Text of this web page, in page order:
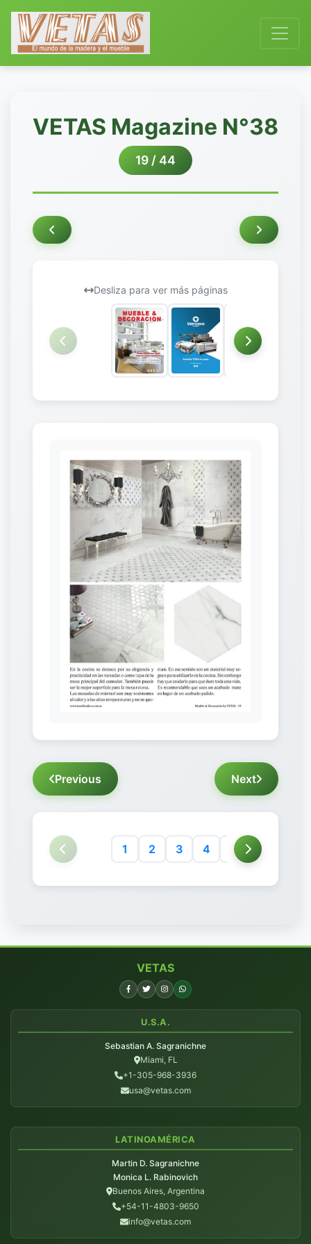
VETAS Magazine N°38
19 / 44
Desliza para ver más páginas
Previous Next
1 2 3 4 5 6
VETAS
U.S.A.
Sebastian A. Sagranichne
Miami, FL
+1-305-968-3936
usa@vetas.com
LATINOAMÉRICA
Martin D. Sagranichne
Monica L. Rabinovich
Buenos Aires, Argentina
+54-11-4803-9650
info@vetas.com